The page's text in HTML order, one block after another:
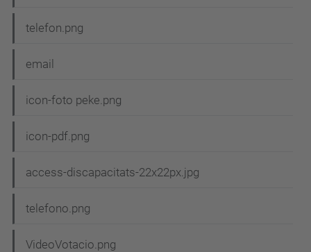
telefon.png
email
icon-foto peke.png
icon-pdf.png
access-discapacitats-22x22px.jpg
telefono.png
VideoVotacio.png